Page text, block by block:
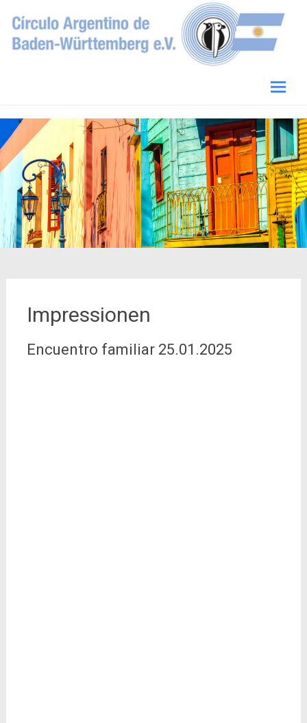
Circulo Argentino de Baden-Württemberg
to
Impressionen
Encuentro familiar 25.01.2025